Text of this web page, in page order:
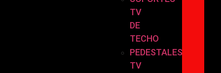
TV
DE
TECHO
PEDESTALES
TV